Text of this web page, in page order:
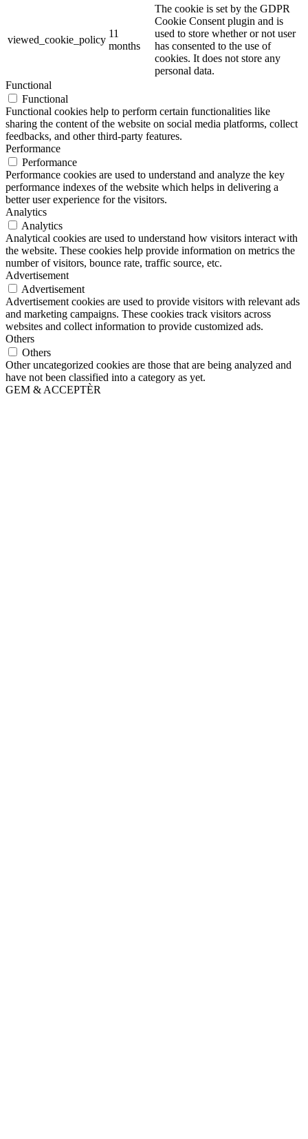
viewed_cookie_policy
11
months
The cookie is set by the GDPR
Cookie Consent plugin and is
used to store whether or not user
has consented to the use of
cookies. It does not store any
personal data.
Functional
Functional
Functional cookies help to perform certain functionalities like
sharing the content of the website on social media platforms, collect
feedbacks, and other third-party features.
Performance
Performance
Performance cookies are used to understand and analyze the key
performance indexes of the website which helps in delivering a
better user experience for the visitors.
Analytics
Analytics
Analytical cookies are used to understand how visitors interact with
the website. These cookies help provide information on metrics the
number of visitors, bounce rate, traffic source, etc.
Advertisement
Advertisement
Advertisement cookies are used to provide visitors with relevant ads
and marketing campaigns. These cookies track visitors across
websites and collect information to provide customized ads.
Others
Others
Other uncategorized cookies are those that are being analyzed and
have not been classified into a category as yet.
GEM & ACCEPTÈR